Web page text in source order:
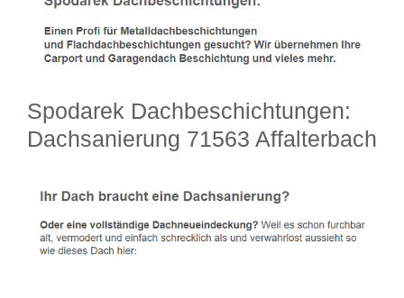
Spodarek Dachbeschichtungen:
Dachsanierung 71563 Affalterbach